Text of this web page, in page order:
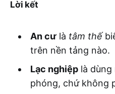
Lời kết
An cưlà tâm thế
trên nền tảng nào.
Lạc nghiệplà dùng
phóng, chứ không